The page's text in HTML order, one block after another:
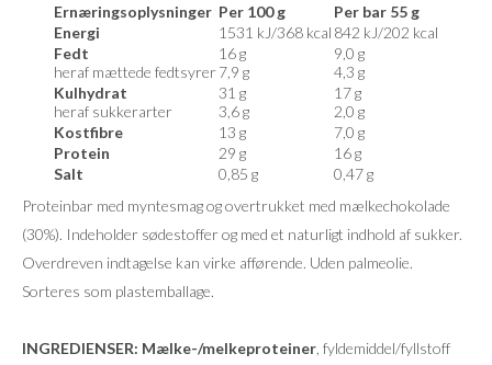
Ernæringsoplysninger Per 100 g
Per bar 55 g
Energi
1531 kJ/368 kcal 842 kJ/202 kcal
Fedt
heraf mættede fedtsyrer
16 g
7,9 g
9,0 g
4,3 g
Kulhydrat
heraf sukkerarter
31 g
3,6 g
17 g
2,0 g
Kostfibre
13 g
7,0 g
Protein
29 g
16 g
Salt
0,85 g
0,47 g
Proteinbar med myntesmag og overtrukket med mælkechokolade
(30%). Indeholder sødestoffer og med et naturligt indhold af sukker.
Overdreven indtagelse kan virke afførende. Uden palmeolie.
Sorteres som plastemballage.
INGREDIENSER: Mælke-/melkeproteiner , fyldemiddel/fyllstoff